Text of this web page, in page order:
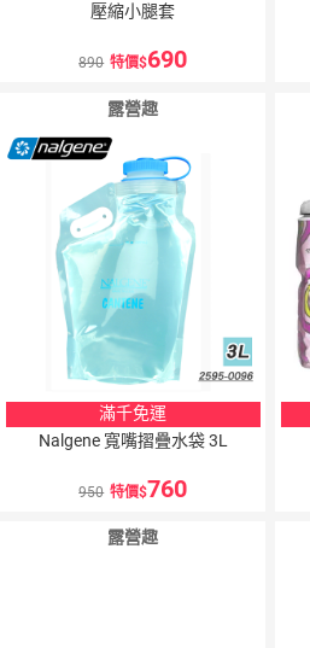
壓縮小腿套
890 特價 690
露營趣
滿千免運
Nalgene 寬嘴摺疊水袋 3L
950 特價 760
露營趣